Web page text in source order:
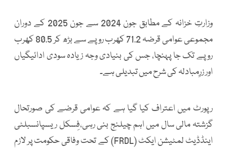
وزارتِ خزانہ کے مطابق جون 2024 سے جون 2025 کے دوران
مجموعی عوامی قرضہ 71.2 کھرب روپے سے بڑھ کر 80.5 کھرب
روپے تک جا پہنچا، جس کی بنیادی وجہ زیادہ سودی ادائیگیاں
اور زرِمبادلہ کی شرح میں تبدیلی ہے۔
رپورٹ میں اعتراف کیا گیا ہے کہ عوامی قرضے کی صورتحال
گزشتہ مالی سال میں اہم چیلنج بنی رہی،فِسکل ریسپانسبلٹی
اینڈڈیٹ لمٹیشن ایکٹ (FRDL) کے تحت وفاقی حکومت پر لازم